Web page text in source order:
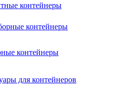
контейнеры
контейнеры
контейнеры
для контейнеров